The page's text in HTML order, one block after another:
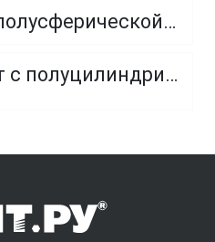
Винт с полусферической головкой и прессшайбой, полная резьба
Винт с полуцилиндрической головкой